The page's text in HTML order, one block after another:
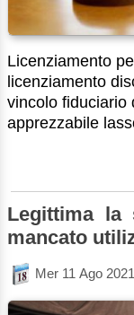
Licenziamento
licenziamento
vincolo fiduciario
apprezzabile
Legittima la
mancato
Mer 11 Ago 2021